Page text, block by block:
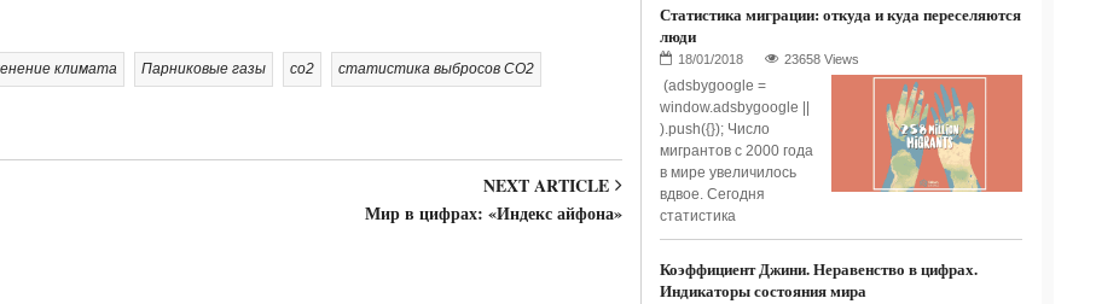
климата Парниковые газы со2 статистика выбросов CO2
NEXT ARTICLE
Мир в цифрах: «Индекс айфона»
Статистика миграции: откуда и куда переселяются
люди
23658 Views
(adsbygoogle =
window.adsbygoogle ||
).push({}); Число
мигрантов с 2000 года
в мире увеличилось
вдвое. Сегодня
статистика
Коэффициент Джини. Неравенство в цифрах.
Индикаторы состояния мира